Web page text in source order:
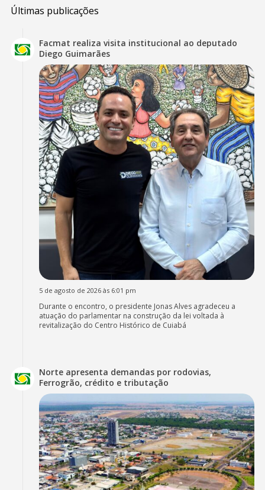
Últimas publicações
Facmat realiza visita institucional ao deputado
Diego Guimarães
5 de agosto de 2026 às 6:01 pm
Durante o encontro, o presidente Jonas Alves agradeceu a
atuação do parlamentar na construção da lei voltada à
revitalização do Centro Histórico de Cuiabá
Norte apresenta demandas por rodovias,
Ferrogrão, crédito e tributação